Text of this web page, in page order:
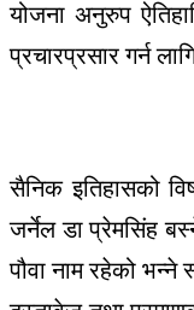
योजना अनुरुप
प्रचारप्रसार गर्न
सैनिक इतिहासको
जर्नेल डा प्रेमसिंह
पौवा नाम रहेको भन्ने